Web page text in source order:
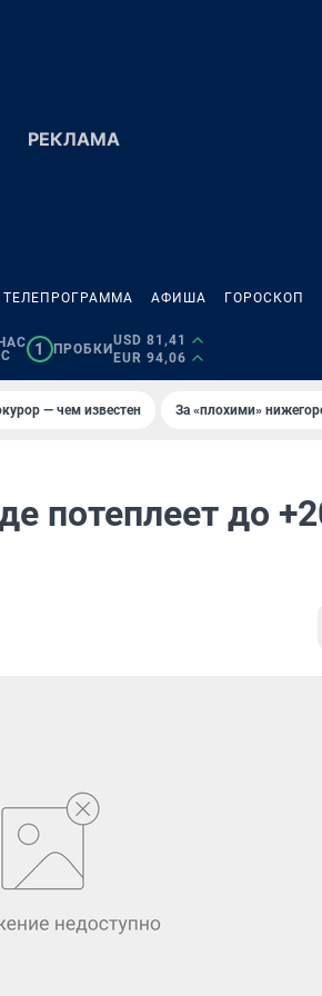
ТЕЛЕПРОГРАММА АФИША ГОРОСКОП
1 ПРОБКИ
USD 81,41
EUR 94,06
— чем известен За «плохими»
потеплеет до